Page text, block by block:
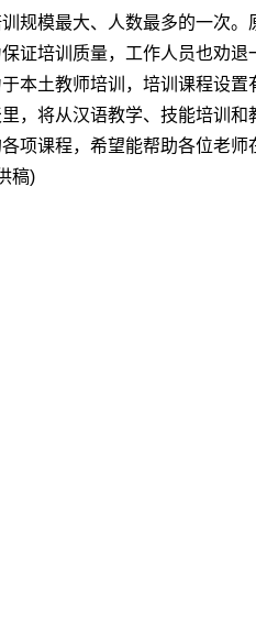
模最大、人数最多的一次。
证培训质量，工作人员也劝
本土教师培训，培训课程设置
，将从汉语教学、技能培训和
项课程，希望能帮助各位老师
稿)